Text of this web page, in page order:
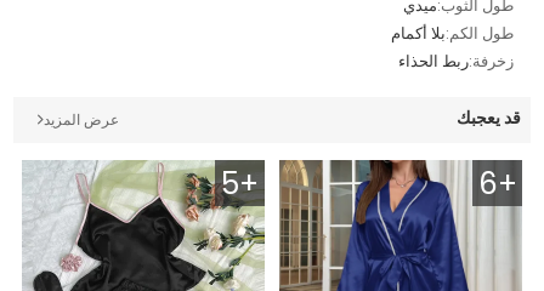
طول الثوب:ميدي
طول الكم:بلا أكمام
زخرفة:ربط الحذاء
قد يعجبك عرض المزيد
6+
5+